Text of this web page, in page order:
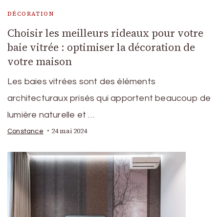
DÉCORATION
Choisir les meilleurs rideaux pour votre
baie vitrée : optimiser la décoration de
votre maison
Les baies vitrées sont des éléments
architecturaux prisés qui apportent beaucoup de
lumière naturelle et …
Constance 24 mai 2024